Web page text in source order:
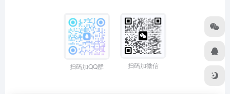
扫码加QQ群 扫码加微信